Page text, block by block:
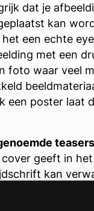
dat je
kan
een echte
met een
foto waar veel
een poster laat
teasers
cover geeft in
kan
van